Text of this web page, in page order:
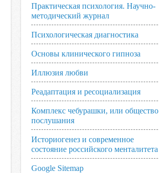
Практическая психология. Научно-
методический журнал
Психологическая диагностика
Основы клинического гипноза
Иллюзия любви
Реадаптация и ресоциализация
Комплекс чебурашки, или общество
послушания
Историогенез и современное
состояние российского менталитета
Google Sitemap